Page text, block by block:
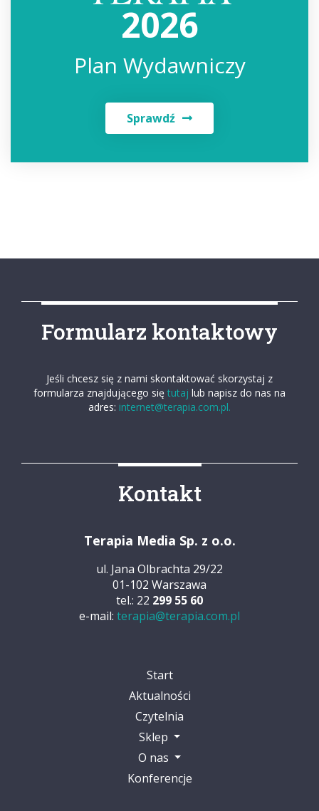
2026
Plan Wydawniczy
Sprawdź
Formularz kontaktowy
Jeśli chcesz się z nami skontaktować skorzystaj z
formularza znajdującego się tutaj lub napisz do nas na
adres: internet@terapia.com.pl.
Kontakt
Terapia Media Sp. z o.o.
ul. Jana Olbrachta 29/22
01-102 Warszawa
tel.: 22 299 55 60
e-mail: terapia@terapia.com.pl
Start
Aktualności
Czytelnia
Sklep
O nas
Konferencje